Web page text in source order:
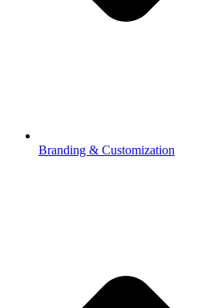
Branding & Customization